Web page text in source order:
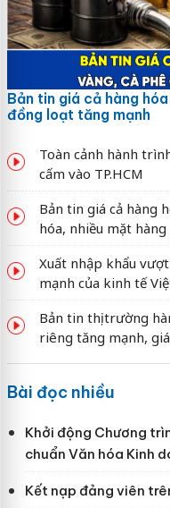
Bản tin giá cả hàng
đồng loạt tăng mạnh
Toàn cảnh hành
cấm vào TP.HCM
Bản tin giá cả hàng
hóa, nhiều mặt hàng
Xuất nhập khẩu
mạnh của kinh tế
Bản tin thị trường
riêng tăng mạnh,
Bài đọc nhiều
Khởi động Chương
chuẩn Văn hóa Kinh
Kết nạp đảng viên